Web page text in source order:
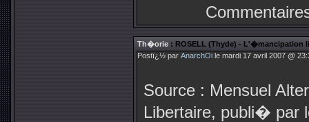
Th�orie : ROSELL (Thyde) - L'�mancipation
Postï¿½ par AnarchOi le mardi 17 avril 2007 @
Source : Mensuel
Libertaire, publi� par